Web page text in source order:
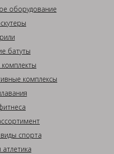
оборудование
батуты
комплекты
комплексы
спорта
атлетика